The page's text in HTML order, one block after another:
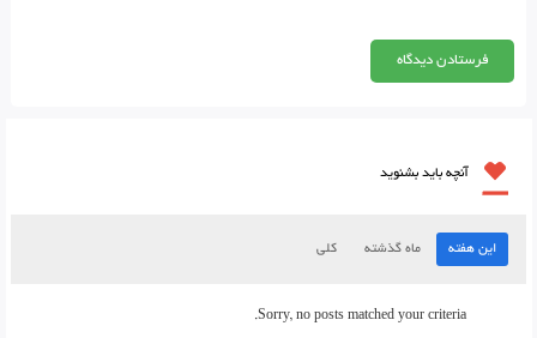
آنچه باید بشنوید
این هفته ماه گذشته کلی
Sorry, no posts matched your criteria.